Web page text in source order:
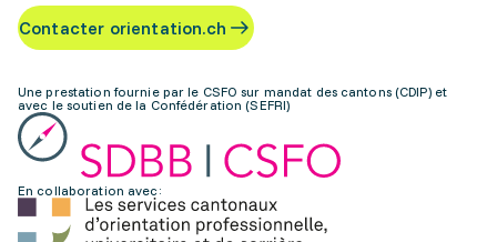
Contacter orientation.ch
Une prestation fournie par le CSFO sur mandat des cantons (CDIP) et
avec le soutien de la Confédération (SEFRI)
En collaboration avec: